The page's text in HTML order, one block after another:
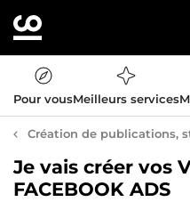
Pour vousMeilleurs services
Création de publications,
Je vais créer vos
FACEBOOK ADS